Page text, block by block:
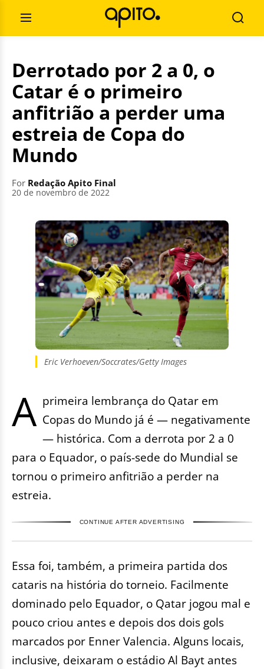
contentOpen
Menu
for:
Derrotado por 2 a 0, o
Catar é o primeiro
anfitrião a perder uma
estreia de Copa do
Mundo
For Redação Apito Final
20 de novembro de 2022
Eric Verhoeven/Soccrates/Getty Images
A primeira lembrança do Qatar em
Copas do Mundo já é — negativamente
— histórica. Com a derrota por 2 a 0
para o Equador, o país-sede do Mundial se
tornou o primeiro anfitrião a perder na
estreia.
CONTINUE AFTER ADVERTISING
Essa foi, também, a primeira partida dos
cataris na história do torneio. Facilmente
dominado pelo Equador, o Qatar jogou mal e
pouco criou antes e depois dos dois gols
marcados por Enner Valencia. Alguns locais,
inclusive, deixaram o estádio Al Bayt antes